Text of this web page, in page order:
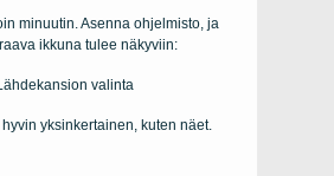
minuutin. Asenna ohjelmisto, ja
ikkuna tulee näkyviin:
yksinkertainen, kuten näet.